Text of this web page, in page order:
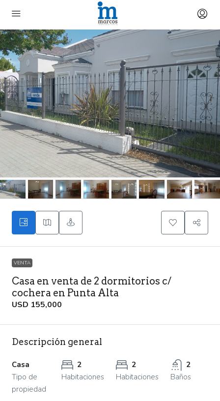
VENTA
Casa en venta de 2 dormitorios c/
cochera en Punta Alta
USD 155,000
Descripción general
Casa
Tipo de
propiedad
2
Habitaciones
2
Habitaciones
2
Baños